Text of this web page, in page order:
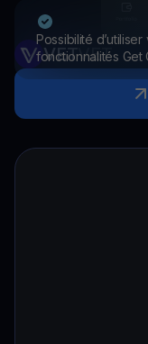
Possibilité
fonctionnalités Get
VETVET